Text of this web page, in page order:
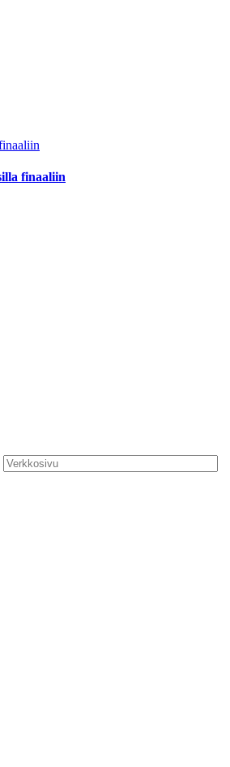
finaaliin